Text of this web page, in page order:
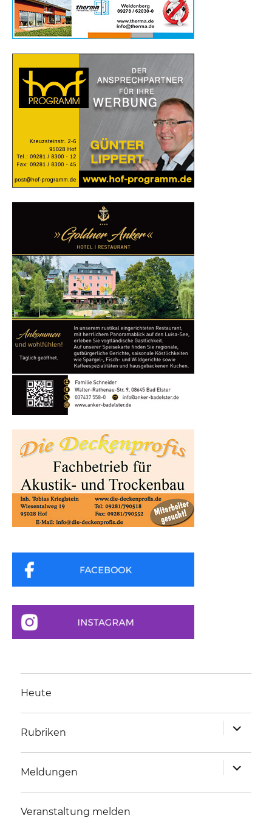
Heute
Rubriken
anzeigen
Meldungen
anzeigen
Veranstaltung melden